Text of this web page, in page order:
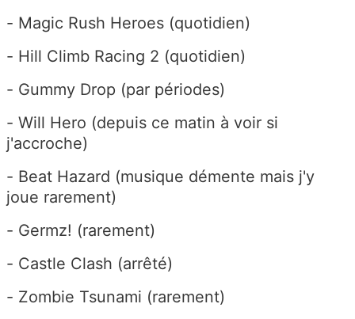
- Magic Rush Heroes (quotidien)
- Hill Climb Racing 2 (quotidien)
- Gummy Drop (par périodes)
- Will Hero (depuis ce matin à voir si
j'accroche)
- Beat Hazard (musique démente mais j'y
joue rarement)
- Germz! (rarement)
- Castle Clash (arrêté)
- Zombie Tsunami (rarement)